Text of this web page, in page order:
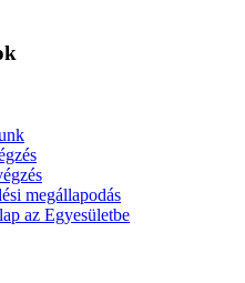
megállapodás
az Egyesületbe